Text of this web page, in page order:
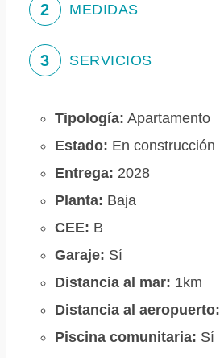
2 MEDIDAS
3 SERVICIOS
Tipología: Apartamento
Estado: En construcción
Entrega: 2028
Planta: Baja
CEE: B
Garaje: Sí
Distancia al mar: 1km
Distancia al aeropuerto:
Piscina comunitaria: Sí